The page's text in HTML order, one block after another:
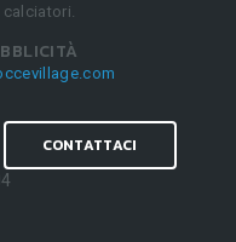
CONTATTACI